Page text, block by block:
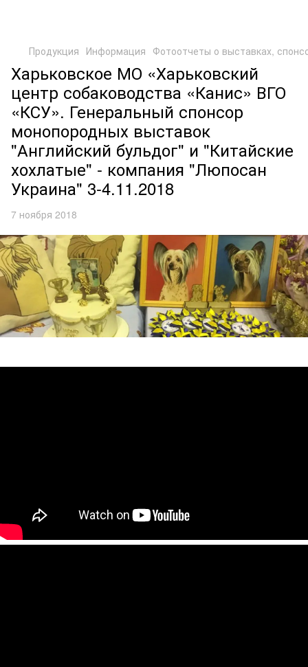
Продукция Информация Фотоотчеты о выставках,
Харьковское МО «Харьковский
центр собаководства «Канис» ВГО
«КСУ». Генеральный спонсор
монопородных выставок
"Английский бульдог" и "Китайские
хохлатые" - компания "Люпосан
Украина" 3-4.11.2018
7 ноября 2018